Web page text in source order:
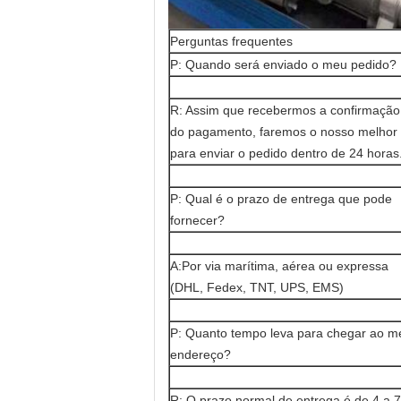
Perguntas frequentes
P: Quando será enviado o meu pedido?
R: Assim que recebermos a confirmação
do pagamento, faremos o nosso melhor
para enviar o pedido dentro de 24
P: Qual é o prazo de entrega que pode
fornecer?
A:Por via marítima, aérea ou expressa
(DHL, Fedex, TNT, UPS, EMS)
P: Quanto tempo leva para chegar ao
endereço?